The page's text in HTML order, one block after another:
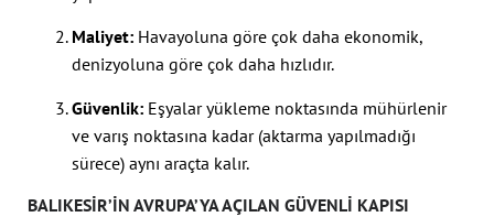
Maliyet: Havayoluna göre çok daha ekonomik,
denizyoluna göre çok daha hızlıdır.
Güvenlik: Eşyalar yükleme noktasında mühürlenir
ve varış noktasına kadar (aktarma yapılmadığı
sürece) aynı araçta kalır.
BALIKESIR’IN AVRUPA’YA AÇILAN GÜVENLI KAPISI